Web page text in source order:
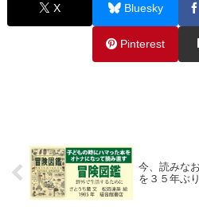
X Bluesky
Pinterest
今、読みな
を３５年ぶ